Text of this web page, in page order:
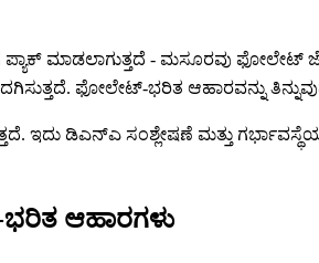
ಮಾಡಲಾಗುತ್ತದೆ - ಮಸೂರವು ಫೋಲೇಟ್
ಫೋಲೇಟ್-ಭರಿತ ಆಹಾರವನ್ನು
ಇದು ಡಿಎನ್ಎ ಸಂಶ್ಲೇಷಣೆ ಮತ್ತು
ಆಹಾರಗಳು